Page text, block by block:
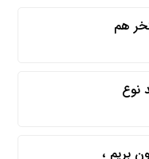
هم
نوع
بریم ،